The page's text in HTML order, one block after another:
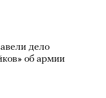
дело
об армии